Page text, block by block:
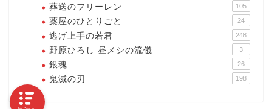
葬送のフリーレン 105
薬屋のひとりごと 24
逃げ上手の若君 248
野原ひろし 昼メシの流儀 3
銀魂 26
鬼滅の刃 198